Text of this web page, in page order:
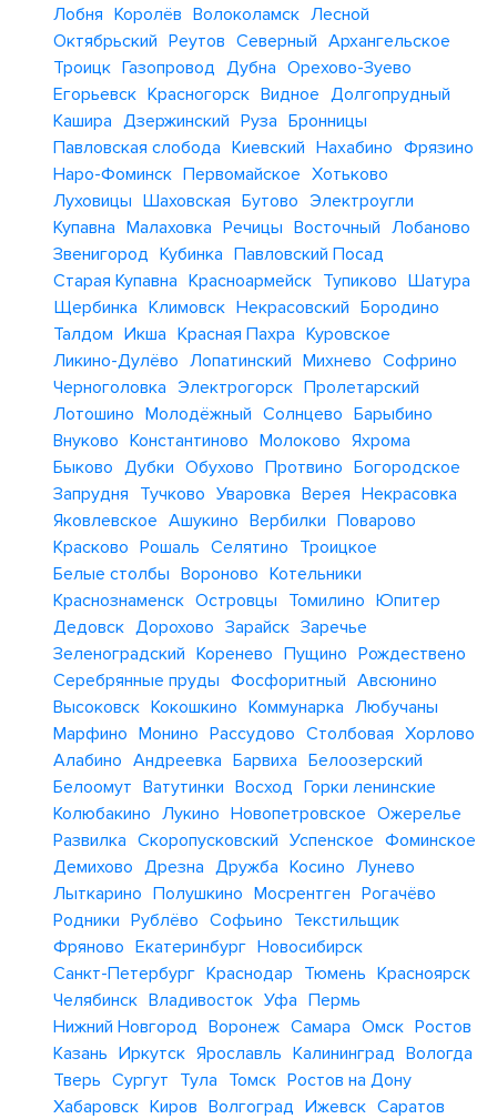
Лобня Королёв Волоколамск Лесной
Октябрьский Реутов Северный Архангельское
Троицк Газопровод Дубна Орехово-Зуево
Егорьевск Красногорск Видное Долгопрудный
Кашира Дзержинский Руза Бронницы
Павловская слобода Киевский Нахабино Фрязино
Наро-Фоминск Первомайское Хотьково
Луховицы Шаховская Бутово Электроугли
Купавна Малаховка Речицы Восточный Лобаново
Звенигород Кубинка Павловский Посад
Старая Купавна Красноармейск Тупиково Шатура
Щербинка Климовск Некрасовский Бородино
Талдом Икша Красная Пахра Куровское
Ликино-Дулёво Лопатинский Михнево Софрино
Черноголовка Электрогорск Пролетарский
Лотошино Молодёжный Солнцево Барыбино
Внуково Константиново Молоково Яхрома
Быково Дубки Обухово Протвино Богородское
Запрудня Тучково Уваровка Верея Некрасовка
Яковлевское Ашукино Вербилки Поварово
Красково Рошаль Селятино Троицкое
Белые столбы Вороново Котельники
Краснознаменск Островцы Томилино Юпитер
Дедовск Дорохово Зарайск Заречье
Зеленоградский Коренево Пущино Рождествено
Серебрянные пруды Фосфоритный Авсюнино
Высоковск Кокошкино Коммунарка Любучаны
Марфино Монино Рассудово Столбовая Хорлово
Алабино Андреевка Барвиха Белоозерский
Белоомут Ватутинки Восход Горки ленинские
Колюбакино Лукино Новопетровское Ожерелье
Развилка Скоропусковский Успенское Фоминское
Демихово Дрезна Дружба Косино Лунево
Лыткарино Полушкино Мосрентген Рогачёво
Родники Рублёво Софьино Текстильщик
Фряново Екатеринбург Новосибирск
Санкт-Петербург Краснодар Тюмень Красноярск
Челябинск Владивосток Уфа Пермь
Нижний Новгород Воронеж Самара Омск Ростов
Казань Иркутск Ярославль Калининград Вологда
Тверь Сургут Тула Томск Ростов на Дону
Хабаровск Киров Волгоград Ижевск Саратов